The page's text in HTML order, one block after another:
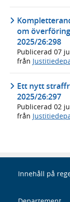
om
2025/26:298
Publicerad 07
från
Ett nytt
2025/26:297
Publicerad 02
från
Innehåll på